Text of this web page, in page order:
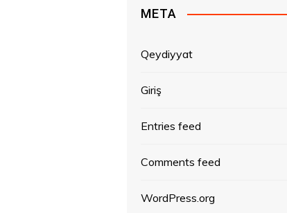
lMETA
Qeydiyyat
Giriş
Entries feed
Comments feed
WordPress.org